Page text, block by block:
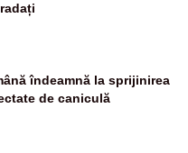
îndeamnă la sprijinirea
de caniculă